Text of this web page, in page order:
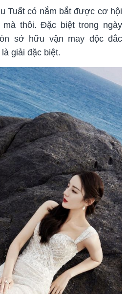
Tuất có nắm bắt được cơ hội
thôi. Đặc biệt trong ngày
sở hữu vận may độc đắc
giải đặc biệt.